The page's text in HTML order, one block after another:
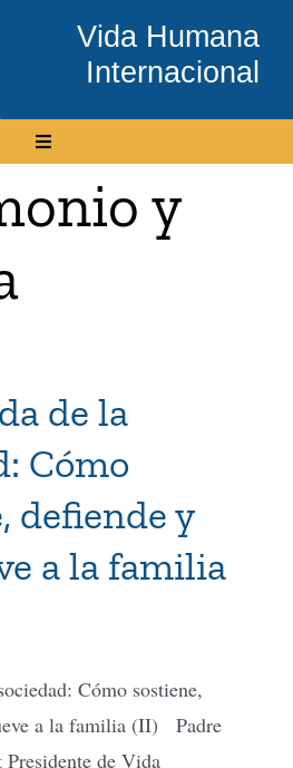
Vida Humana
Internacional
Toggle
y
de la
Cómo
defiende y
a la familia
Cómo sostiene,
a la familia (II) Padre
Presidente de Vida